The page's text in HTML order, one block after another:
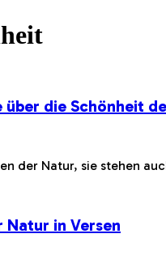
die Schönheit
der Natur, sie stehen
Natur in Versen